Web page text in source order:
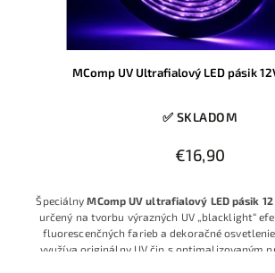
MComp UV Ultrafialový LED pásik
✅ SKLADOM
€16,90
ŠpeciálnyMComp UV ultrafialový LED pásik
určený na tvorbu výrazných UV „blacklight“
fluorescenčných farieb a dekoračné
využíva originálny UV čip s optimalizovaným